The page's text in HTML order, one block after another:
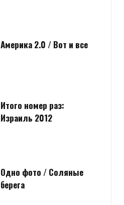
Америка 2.0 / Вот и все
Итого номер раз:
Израиль 2012
Одно фото / Соляные
берега